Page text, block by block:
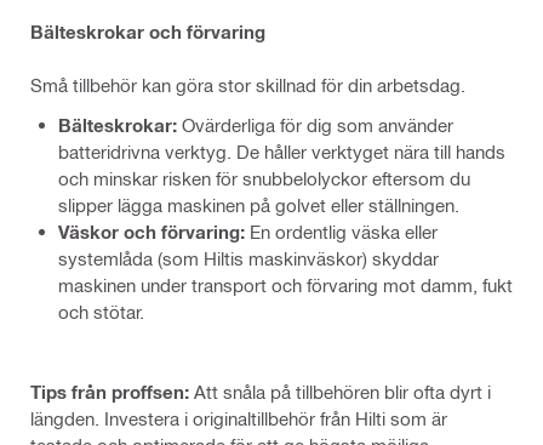
Bälteskrokar och förvaring
Små tillbehör kan göra stor skillnad för din arbetsdag.
Bälteskrokar: Ovärderliga för dig som använder
batteridrivna verktyg. De håller verktyget nära till hands
och minskar risken för snubbelolyckor eftersom du
slipper lägga maskinen på golvet eller ställningen.
Väskor och förvaring: En ordentlig väska eller
systemlåda (som Hiltis maskinväskor) skyddar
maskinen under transport och förvaring mot damm, fukt
och stötar.
Tips från proffsen: Att snåla på tillbehören blir ofta dyrt i
längden. Investera i originaltillbehör från Hilti som är